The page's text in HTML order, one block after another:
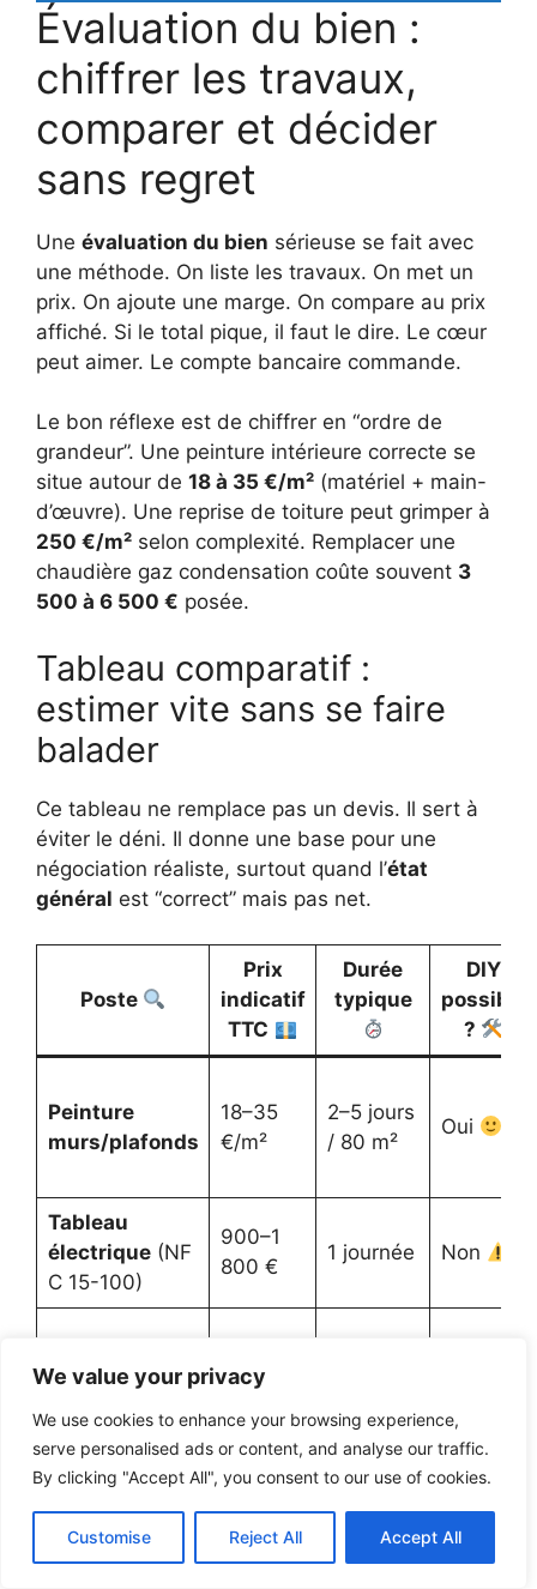
We value your privacy
We use cookies to enhance your browsing experience,
serve personalised ads or content, and analyse our traffic.
By clicking "Accept All", you consent to our use of cookies.
Customise Reject All Accept All
Évaluation du bien :
chiffrer les travaux,
comparer et décider
sans regret
Une évaluation du bien sérieuse se fait avec
une méthode. On liste les travaux. On met un
prix. On ajoute une marge. On compare au prix
affiché. Si le total pique, il faut le dire. Le cœur
peut aimer. Le compte bancaire commande.
Le bon réflexe est de chiffrer en “ordre de
grandeur”. Une peinture intérieure correcte se
situe autour de 18 à 35 €/m² (matériel + main-
d’œuvre). Une reprise de toiture peut grimper à
250 €/m² selon complexité. Remplacer une
chaudière gaz condensation coûte souvent 3
500 à 6 500 € posée.
Tableau comparatif :
estimer vite sans se faire
balader
Ce tableau ne remplace pas un devis. Il sert à
éviter le déni. Il donne une base pour une
négociation réaliste, surtout quand l’état
général est “correct” mais pas net.
Poste
Prix
indicatif
TTC
Durée
typique
DIY
possible
?
Peinture
murs/plafonds
18–35
€/m²
2–5 jours
/ 80 m²
Oui
Tableau
électrique(NF
C 15-100)
900–1
800 €
1 journée Non
flux
700 €
Isolation
combles(laine
300 mm)
25–55
1 jour /
Oui